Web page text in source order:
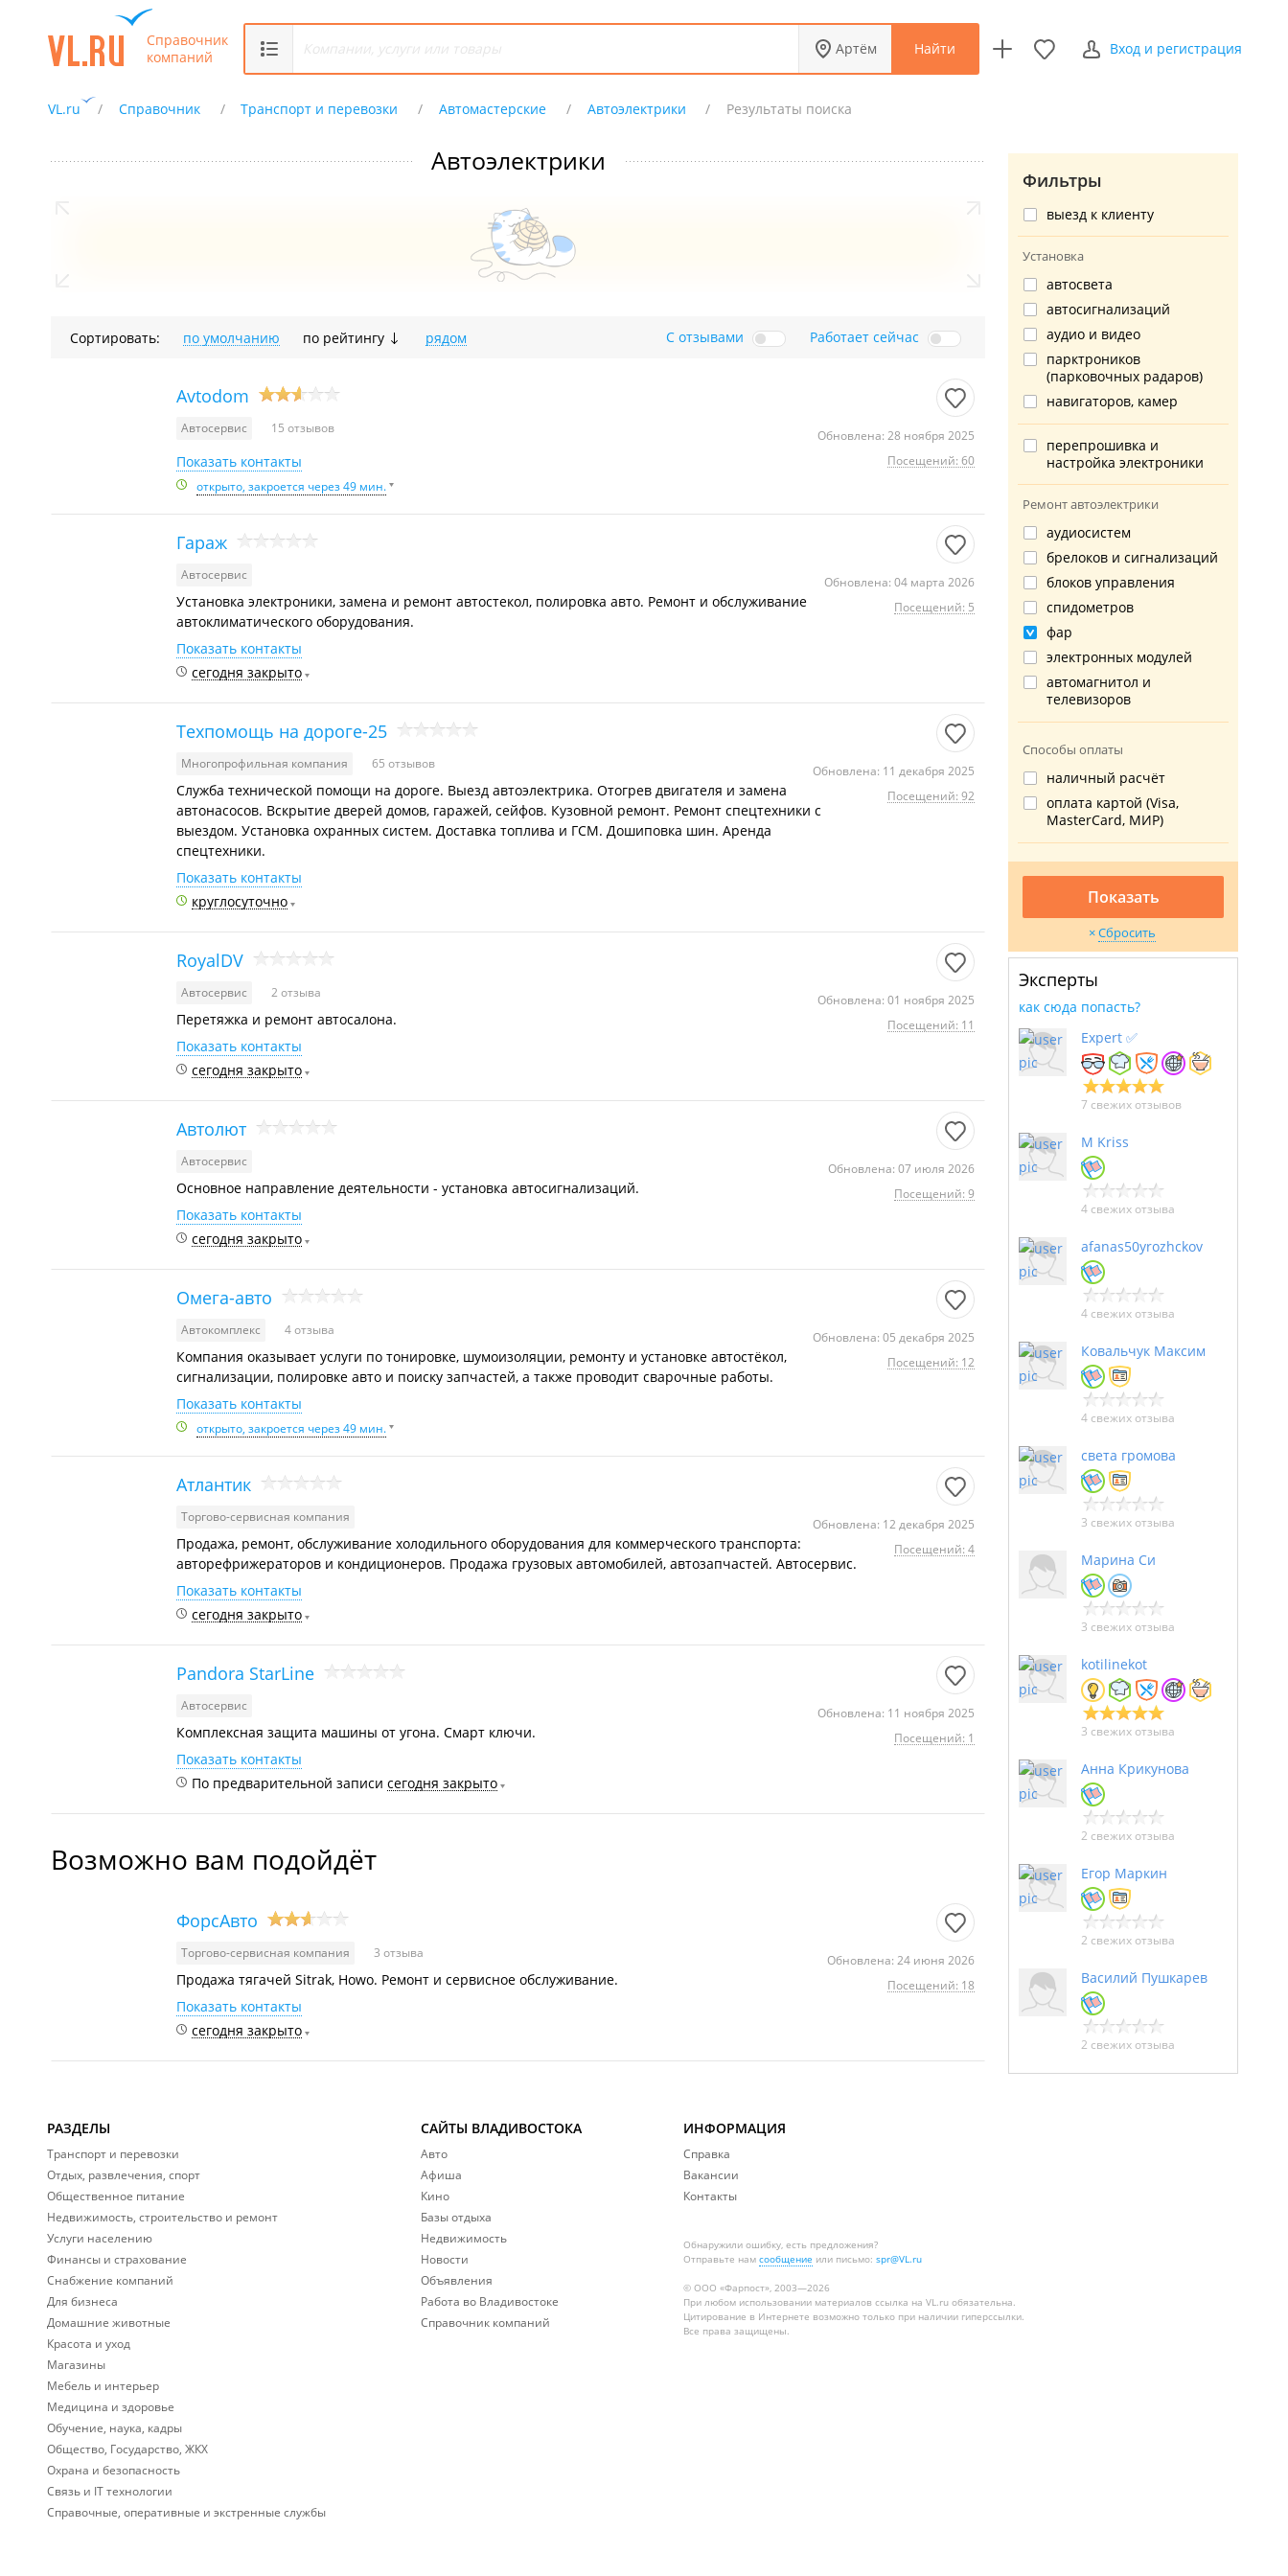
Справочник
компаний
Артём Найти Вход и регистрация
VL.ru Справочник Транспорт и перевозки Автомастерские Автоэлектрики Результаты поиска
Автоэлектрики
Сортировать: по умолчанию по рейтингу рядом С отзывами Работает сейчас
Avtodom
Автосервис 15 отзывов
Обновлена: 28 ноября 2025
Посещений: 60
Показать контакты
открыто, закроется через 49 мин.
Гараж
Автосервис
Обновлена: 04 марта 2026
Посещений: 5
Установка электроники, замена и ремонт автостекол, полировка авто. Ремонт и обслуживание
автоклиматического оборудования.
Показать контакты
сегодня закрыто
Техпомощь на дороге-25
Многопрофильная компания 65 отзывов
Обновлена: 11 декабря 2025
Посещений: 92
Служба технической помощи на дороге. Выезд автоэлектрика. Отогрев двигателя и замена
автонасосов. Вскрытие дверей домов, гаражей, сейфов. Кузовной ремонт. Ремонт спецтехники с
выездом. Установка охранных систем. Доставка топлива и ГСМ. Дошиповка шин. Аренда
спецтехники.
Показать контакты
круглосуточно
RoyalDV
Автосервис 2 отзыва
Обновлена: 01 ноября 2025
Посещений: 11
Перетяжка и ремонт автосалона.
Показать контакты
сегодня закрыто
Автолют
Автосервис
Обновлена: 07 июля 2026
Посещений: 9
Основное направление деятельности - установка автосигнализаций.
Показать контакты
сегодня закрыто
Омега-авто
Автокомплекс 4 отзыва
Обновлена: 05 декабря 2025
Посещений: 12
Компания оказывает услуги по тонировке, шумоизоляции, ремонту и установке автостёкол,
сигнализации, полировке авто и поиску запчастей, а также проводит сварочные работы.
Показать контакты
открыто, закроется через 49 мин.
Атлантик
Торгово-сервисная компания
Обновлена: 12 декабря 2025
Посещений: 4
Продажа, ремонт, обслуживание холодильного оборудования для коммерческого транспорта:
авторефрижераторов и кондиционеров. Продажа грузовых автомобилей, автозапчастей. Автосервис.
Показать контакты
сегодня закрыто
Pandora StarLine
Автосервис
Обновлена: 11 ноября 2025
Посещений: 1
Комплексная защита машины от угона. Смарт ключи.
Показать контакты
По предварительной записи сегодня закрыто
Возможно вам подойдёт
ФорсАвто
Торгово-сервисная компания 3 отзыва
Обновлена: 24 июня 2026
Посещений: 18
Продажа тягачей Sitrak, Howo. Ремонт и сервисное обслуживание.
Показать контакты
сегодня закрыто
Фильтры
выезд к клиенту
Установка
автосвета
автосигнализаций
аудио и видео
парктроников
(парковочных радаров)
навигаторов, камер
перепрошивка и
настройка электроники
Ремонт автоэлектрики
аудиосистем
брелоков и сигнализаций
блоков управления
спидометров
фар
электронных модулей
автомагнитол и
телевизоров
Способы оплаты
наличный расчёт
оплата картой (Visa,
MasterCard, МИР)
Показать
Сбросить
Эксперты
как сюда попасть?
Expert ✅
7 свежих отзывов
M Kriss
4 свежих отзыва
afanas50yrozhckov
4 свежих отзыва
Ковальчук Максим
4 свежих отзыва
света громова
3 свежих отзыва
Марина Си
3 свежих отзыва
kotilinekot
3 свежих отзыва
Анна Крикунова
2 свежих отзыва
Егор Маркин
2 свежих отзыва
Василий Пушкарев
2 свежих отзыва
РАЗДЕЛЫ
Транспорт и перевозки
Отдых, развлечения, спорт
Общественное питание
Недвижимость, строительство и ремонт
Услуги населению
Финансы и страхование
Снабжение компаний
Для бизнеса
Домашние животные
Красота и уход
Магазины
Мебель и интерьер
Медицина и здоровье
Обучение, наука, кадры
Общество, Государство, ЖКХ
Охрана и безопасность
Связь и IT технологии
Справочные, оперативные и экстренные службы
САЙТЫ ВЛАДИВОСТОКА
Авто
Афиша
Кино
Базы отдыха
Недвижимость
Новости
Объявления
Работа во Владивостоке
Справочник компаний
ИНФОРМАЦИЯ
Справка
Вакансии
Контакты
Обнаружили ошибку, есть предложения?
Отправьте нам сообщение или письмо: spr@VL.ru
© ООО «Фарпост», 2003—2026
При любом использовании материалов ссылка на VL.ru обязательна.
Цитирование в Интернете возможно только при наличии гиперссылки.
Все права защищены.